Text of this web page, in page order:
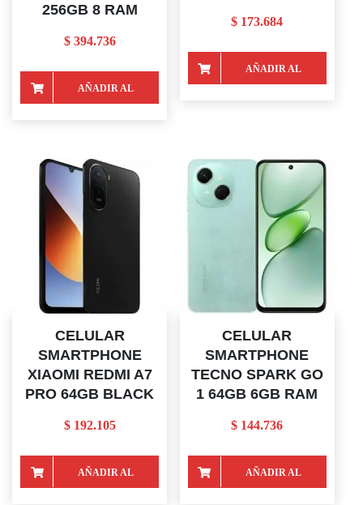
256GB 8 RAM
$394.736
AÑADIR AL
$ 173.684
AÑADIR AL
CELULAR
SMARTPHONE
XIAOMI REDMI A7
PRO 64GB BLACK
$192.105
AÑADIR AL
CELULAR
SMARTPHONE
TECNO SPARK GO
1 64GB 6GB RAM
$ 144.736
AÑADIR AL